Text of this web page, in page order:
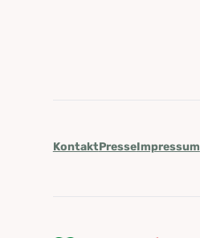
KontaktPresseImpressum